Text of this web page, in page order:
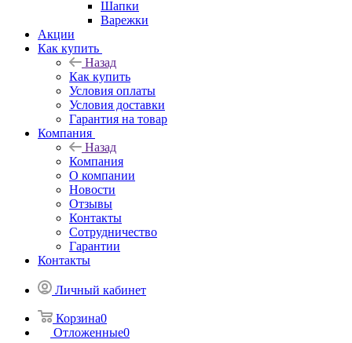
Шапки
Варежки
Акции
Как купить
Назад
Как купить
Условия оплаты
Условия доставки
Гарантия на товар
Компания
Назад
Компания
О компании
Новости
Отзывы
Контакты
Сотрудничество
Гарантии
Контакты
Личный кабинет
Корзина0
Отложенные0